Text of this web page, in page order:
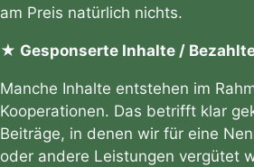
am Preis natürlich nichts.
★ Gesponserte Inhalte /
Manche Inhalte entstehen im
Kooperationen. Das betrifft klar
Beiträge, in denen wir für eine
oder andere Leistungen vergütet